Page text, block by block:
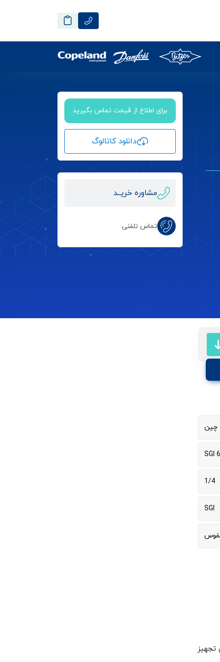
چین
SGI 6
1/4
SGI
۱٫۴ اینچ است. این تجهیز
برای اطلاع از قیمت تماس بگیرید
دانلود کاتالوگ
مشاوره خریــد
تماس تلفنی